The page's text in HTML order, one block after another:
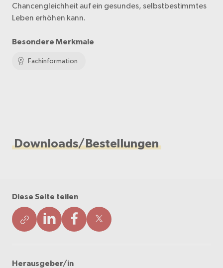
Chancengleichheit auf ein gesundes, selbstbestimmtes
Leben erhöhen kann.
Besondere Merkmale
Fachinformation
Downloads/Bestellungen
Diese Seite teilen
Herausgeber/in